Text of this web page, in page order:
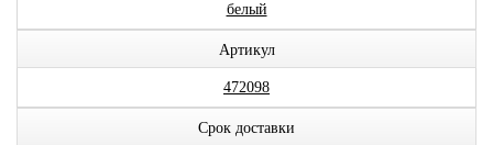
белый
Артикул
472098
Срок доставки